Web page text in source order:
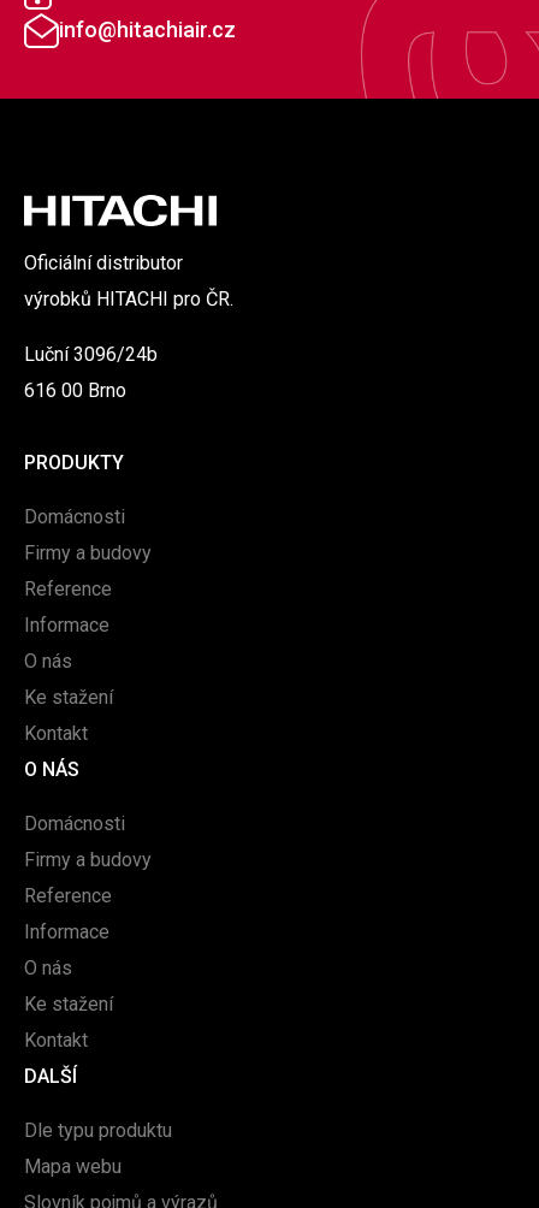
info@hitachiair.cz
Oficiální distributor
výrobků HITACHI pro ČR.
Luční 3096/24b
616 00 Brno
PRODUKTY
Domácnosti
Firmy a budovy
Reference
Informace
O nás
Ke stažení
Kontakt
O NÁS
Domácnosti
Firmy a budovy
Reference
Informace
O nás
Ke stažení
Kontakt
DALŠÍ
Dle typu produktu
Mapa webu
Slovník pojmů a výrazů